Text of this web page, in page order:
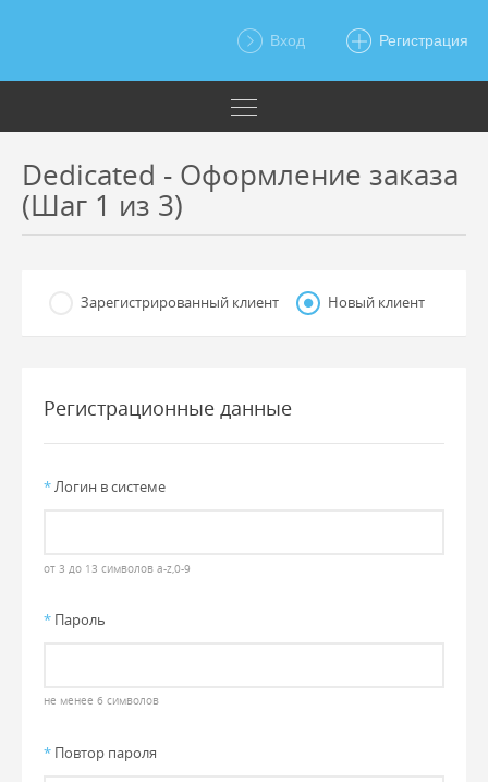
Вход Регистрация
Dedicated - Оформление заказа
(Шаг 1 из 3)
Зарегистрированный клиент Новый клиент
Регистрационные данные
*Логин в системе
от 3 до 13 символов a-z,0-9
* Пароль
не менее 6 символов
* Повтор пароля